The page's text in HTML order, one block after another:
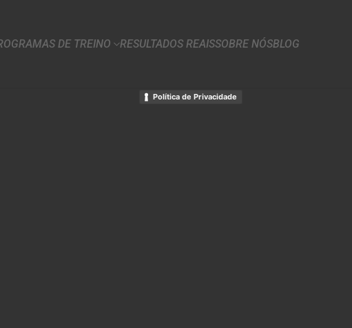
DE TREINO RESULTADOS REAISSOBRE NÓSBLOG
Política de Privacidade